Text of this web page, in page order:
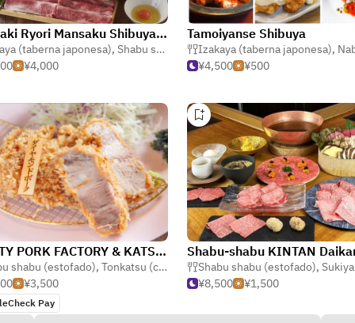
Miyazaki Ryori Mansaku Shibuya Hikarie
(taberna japonesa), Shabu shabu (estofado) ,Japonés
¥4,000
Tamoiyanse Shibuya
Izakaya (taberna japonesa), Nabe &
¥4,500
¥500
PRETTY PORK FACTORY & KATSU PRETTY PORK FACTORY (Harajuku)
shabu (estofado), Tonkatsu (chuleta de cerdo frita) ,Coreano
¥3,500
Pay
Shabu shabu (estofado), Sukiyaki
¥8,500
¥1,500